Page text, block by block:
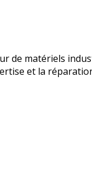
de matériels
et la